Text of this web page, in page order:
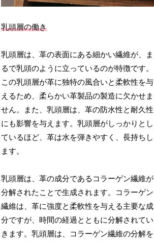
乳頭層の働き
乳頭層は、革の表面にある細かい繊維が、ま
るで乳頭のように立っているのが特徴です。
この乳頭層が革に独特の風合いと柔軟性を与
えるため、柔らかい革製品の製造に欠かせま
せん。また、乳頭層は、革の防水性と耐久性
にも影響を与えます。乳頭層がしっかりとし
ているほど、革は水を弾きやすく、長持ちし
ます。
乳頭層は、革の成分であるコラーゲン繊維が
分解されたことで生成されます。コラーゲン
繊維は、革に強度と柔軟性を与える主要な成
分ですが、時間の経過とともに分解されてい
きます。乳頭層は、コラーゲン繊維の分解を